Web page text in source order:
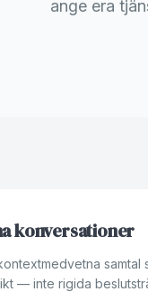
ange era
konversationer
samtal
— inte rigida